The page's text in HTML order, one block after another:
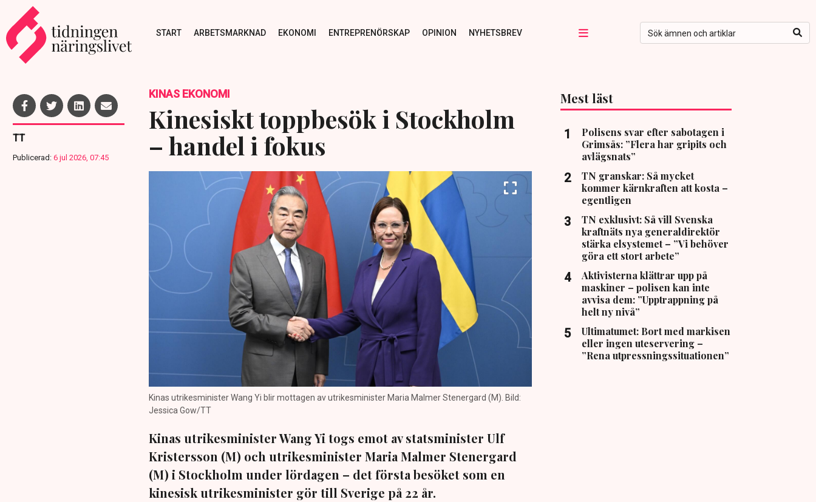
START ARBETSMARKNAD EKONOMI ENTREPRENÖRSKAP OPINION NYHETSBREV
TT
Publicerad: 6 jul 2026, 07:45
KINAS EKONOMI
Kinesiskt toppbesök i Stockholm
– handel i fokus
Kinas utrikesminister Wang Yi blir mottagen av utrikesminister Maria Malmer Stenergard (M). Bild:
Jessica Gow/TT
Kinas utrikesminister Wang Yi togs emot av statsminister Ulf
Kristersson (M) och utrikesminister Maria Malmer Stenergard
(M) i Stockholm under lördagen – det första besöket som en
kinesisk utrikesminister gör till Sverige på 22 år.
Mest läst
Polisens svar efter sabotagen i
Grimsås: ”Flera har gripits och
avlägsnats”
TN granskar: Så mycket
kommer kärnkraften att kosta –
egentligen
TN exklusivt: Så vill Svenska
kraftnäts nya generaldirektör
stärka elsystemet – ”Vi behöver
göra ett stort arbete”
Aktivisterna klättrar upp på
maskiner – polisen kan inte
avvisa dem: ”Upptrappning på
helt ny nivå”
Ultimatumet: Bort med markisen
eller ingen uteservering –
”Rena utpressningssituationen”